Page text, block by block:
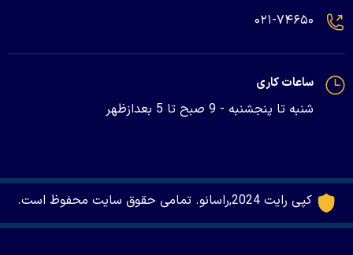
۰۲۱-۷۴۶۵۰
ساعات کاری
شنبه تا پنجشنبه - 9 صبح تا 5 بعدازظهر
کپی رایت 2024,راسانو. تمامی حقوق سایت محفوظ است.